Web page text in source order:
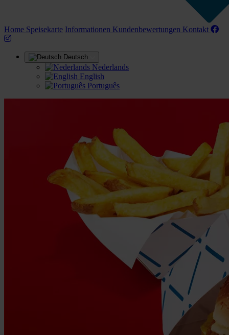
Home (aktuell)
Speisekarte Informationen Kundenbewertungen Kontakt
Deutsch
Nederlands
English
Português